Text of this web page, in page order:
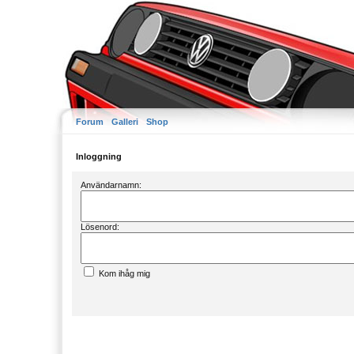
Forum Galleri Shop
Inloggning
Användarnamn:
Lösenord:
Kom ihåg mig